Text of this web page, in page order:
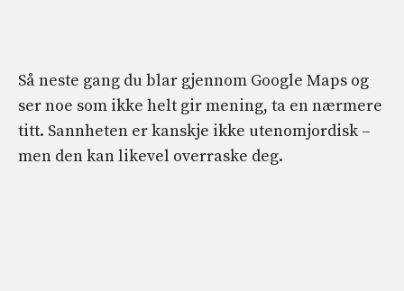
Så neste gang du blar gjennom Google Maps og
ser noe som ikke helt gir mening, ta en nærmere
titt. Sannheten er kanskje ikke utenomjordisk –
men den kan likevel overraske deg.